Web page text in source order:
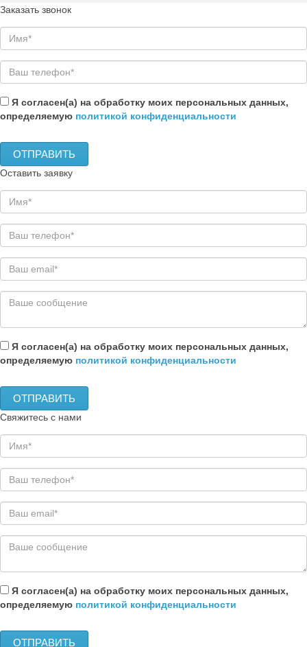
Заказать звонок
Я согласен(а) на обработку моих персональных данных,
определяемую политикой конфиденциальности
Оставить заявку
Я согласен(а) на обработку моих персональных данных,
определяемую политикой конфиденциальности
Свяжитесь с нами
Я согласен(а) на обработку моих персональных данных,
определяемую политикой конфиденциальности